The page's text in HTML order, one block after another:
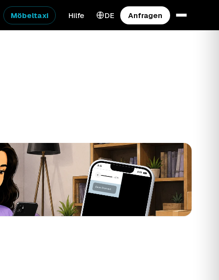
Möbeltaxi Hilfe DE Anfragen